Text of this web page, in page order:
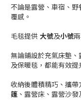
不論是露營、車宿、
覆感。
毛毯提供 大號及小號
無論鋪設於充氣床墊
及保暖毯，都能有效提
收納後體積精巧、攜
篷 、露營床、露營沙